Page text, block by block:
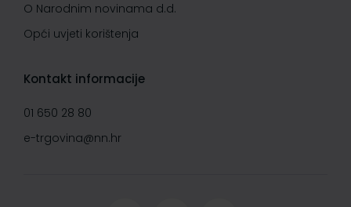
O Narodnim novinama d.d.
Opći uvjeti korištenja
Kontakt informacije
01 650 28 80
e-trgovina@nn.hr